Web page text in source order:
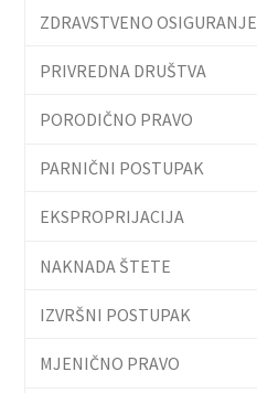
ZDRAVSTVENO OSIGURANJE
PRIVREDNA DRUŠTVA
PORODIČNO PRAVO
PARNIČNI POSTUPAK
EKSPROPRIJACIJA
NAKNADA ŠTETE
IZVRŠNI POSTUPAK
MJENIČNO PRAVO